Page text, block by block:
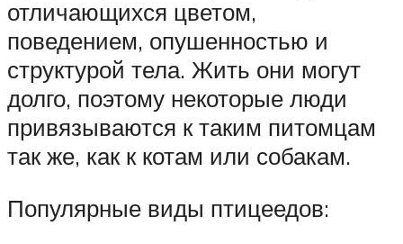
отличающихся цветом,
поведением, опушенностью и
структурой тела. Жить они могут
долго, поэтому некоторые люди
привязываются к таким питомцам
так же, как к котам или собакам.
Популярные виды птицеедов: